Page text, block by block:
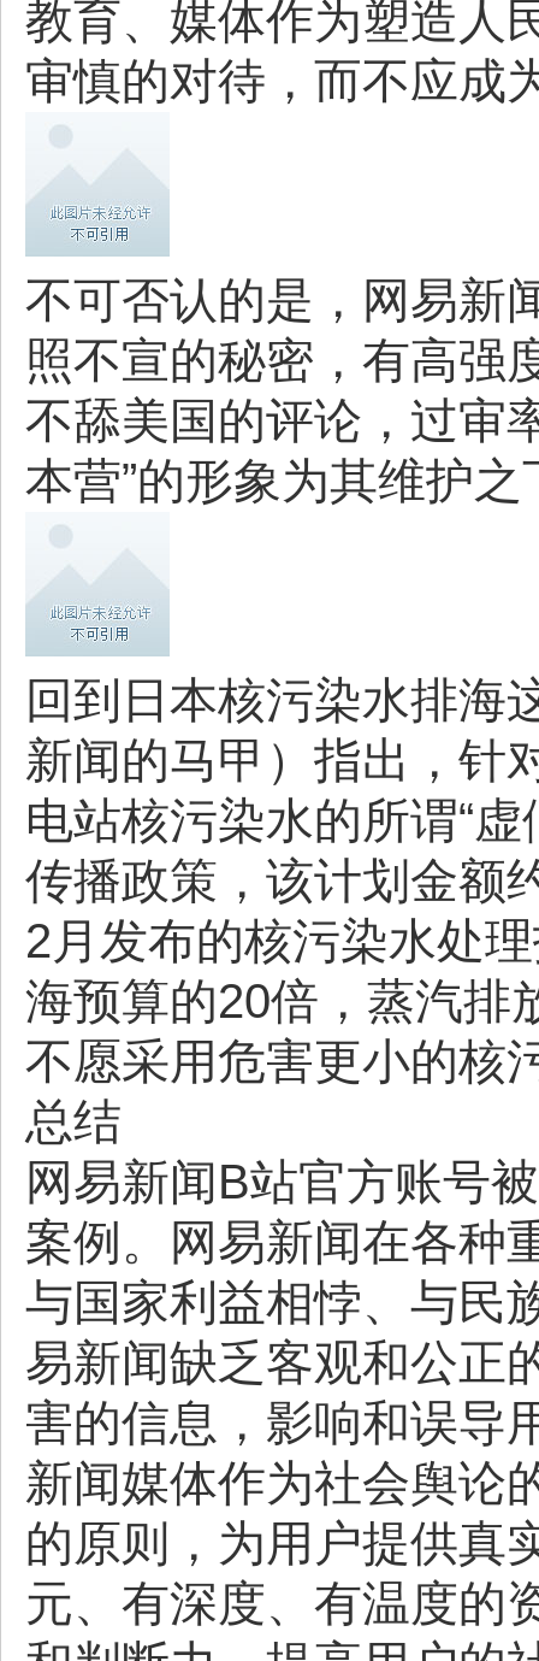
教育、媒体作为塑造人
审慎的对待，而不应成
不可否认的是，网易新
照不宣的秘密，有高强
不舔美国的评论，过审
本营”的形象为其维护
回到日本核污染水排海
新闻的马甲）指出，针
电站核污染水的所谓“
传播政策，该计划金额
2月发布的核污染水处
海预算的20倍，蒸汽排
不愿采用危害更小的核
总结
网易新闻B站官方账号
案例。网易新闻在各种
与国家利益相悖、与民
易新闻缺乏客观和公正
害的信息，影响和误导
新闻媒体作为社会舆论
的原则，为用户提供真
元、有深度、有温度的